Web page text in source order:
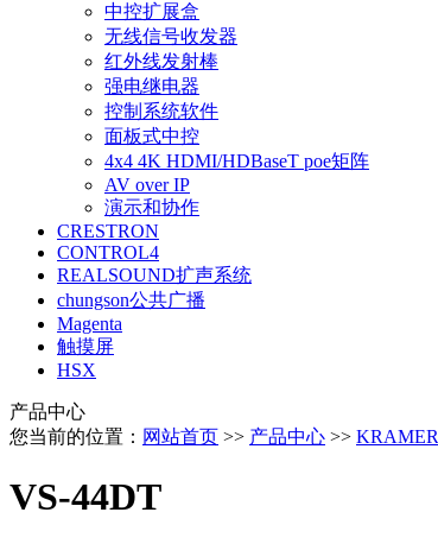
中控扩展盒
无线信号收发器
红外线发射棒
强电继电器
控制系统软件
面板式中控
4x4 4K HDMI/HDBaseT poe矩阵
AV over IP
演示和协作
CRESTRON
CONTROL4
REALSOUND扩声系统
chungson公共广播
Magenta
触摸屏
HSX
产品中心
您当前的位置： 网站首页 >> 产品中心 >> KRAMER
VS-44DT